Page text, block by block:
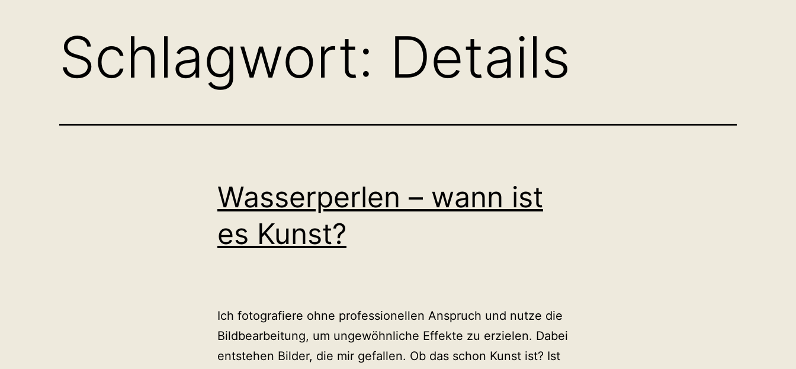
Schlagwort: Details
Wasserperlen – wann ist
es Kunst?
Ich fotografiere ohne professionellen Anspruch und nutze die
Bildbearbeitung, um ungewöhnliche Effekte zu erzielen. Dabei
entstehen Bilder, die mir gefallen. Ob das schon Kunst ist? Ist